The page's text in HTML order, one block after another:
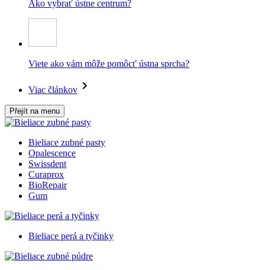
Ako vybrať ústne centrum?
Viete ako vám môže pomôcť ústna sprcha?
Viac článkov
Přejít na menu
Bieliace zubné pasty
Opalescence
Swissdent
Curaprox
BioRepair
Gum
Bieliace perá a tyčinky